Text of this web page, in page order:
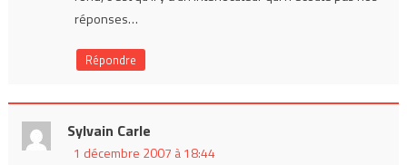
réponses…
Répondre
Sylvain Carle
1 décembre 2007 à 18:44